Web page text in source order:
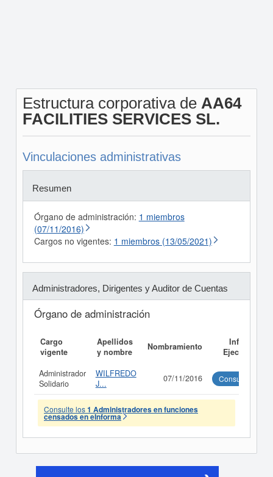
Estructura corporativa de AA64
FACILITIES SERVICES SL.
Vinculaciones administrativas
Resumen
Órgano de administración: 1 miembros
(07/11/2016)
Cargos no vigentes: 1 miembros (13/05/2021)
Administradores, Dirigentes y Auditor de Cuentas
Órgano de administración
Cargo
vigente
Apellidos
y nombre
Nombramiento
Informe
Ejecutivo
Administrador
Solidario
WILFREDO
J...
07/11/2016 Consultar
Consulte los1 Administradores en funciones
censados en eInforma